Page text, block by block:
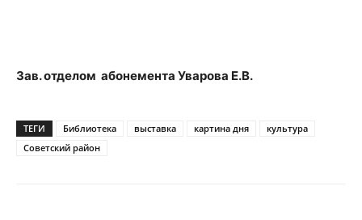
Зав. отделом абонемента Уварова Е.В.
ТЕГИ Библиотека выставка картина дня
культура
Советский район